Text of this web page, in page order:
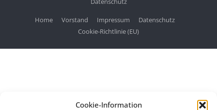
Cookie-Information
Home Vorstand Impressum
Datenschutz
Cookie-Richtlinie (EU)